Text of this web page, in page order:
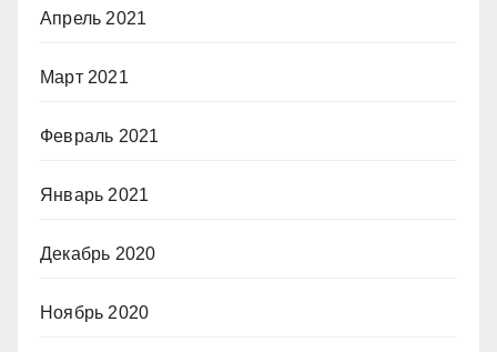
Апрель 2021
Март 2021
Февраль 2021
Январь 2021
Декабрь 2020
Ноябрь 2020